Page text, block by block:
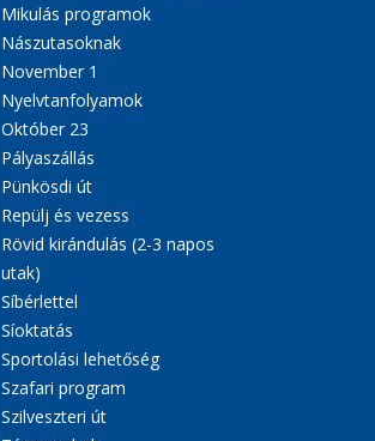
Mikulás programok
Nászutasoknak
November 1
Nyelvtanfolyamok
Október 23
Pályaszállás
Pünkösdi út
Repülj és vezess
Rövid kirándulás (2-3 napos
utak)
Síbérlettel
Síoktatás
Sportolási lehetőség
Szafari program
Szilveszteri út